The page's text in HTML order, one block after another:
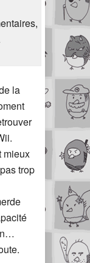
la
mieux
trop